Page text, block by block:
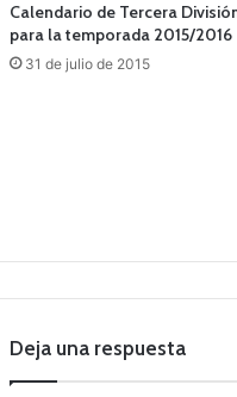
Calendario de Tercera
para la temporada 2015/2016
31 de julio de 2015
Deja una respuesta